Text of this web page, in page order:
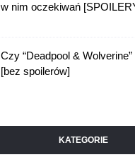
w nim oczekiwań
Czy “Deadpool &
[bez spoilerów]
KATEGORIE